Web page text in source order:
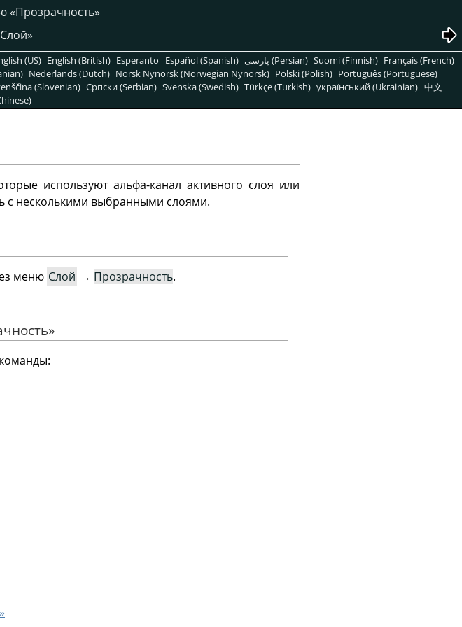
«Прозрачность»
Слой»
(US) English (British) Esperanto Español (Spanish) پارسی (Persian) Suomi (Finnish) Français (French)
Nederlands (Dutch) Norsk Nynorsk (Norwegian Nynorsk) Polski (Polish) Português (Portuguese)
(Slovenian) Српски (Serbian) Svenska (Swedish) Türkçe (Turkish) український (Ukrainian) 中文
используют альфа-канал активного слоя или
с несколькими выбранными слоями.
меню Слой → Прозрачность.
»